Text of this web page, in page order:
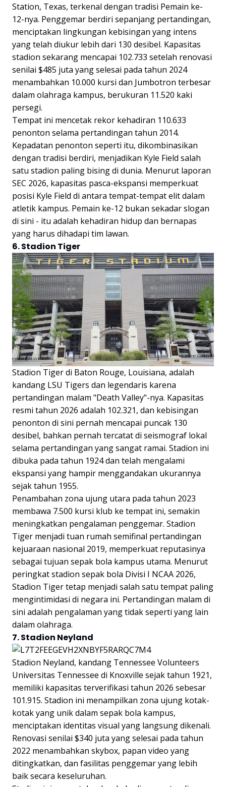
Station, Texas, terkenal dengan tradisi Pemain ke-
12-nya. Penggemar berdiri sepanjang pertandingan,
menciptakan lingkungan kebisingan yang intens
yang telah diukur lebih dari 130 desibel. Kapasitas
stadion sekarang mencapai 102.733 setelah renovasi
senilai $485 juta yang selesai pada tahun 2024
menambahkan 10.000 kursi dan Jumbotron terbesar
dalam olahraga kampus, berukuran 11.520 kaki
persegi.
Tempat ini mencetak rekor kehadiran 110.633
penonton selama pertandingan tahun 2014.
Kepadatan penonton seperti itu, dikombinasikan
dengan tradisi berdiri, menjadikan Kyle Field salah
satu stadion paling bising di dunia. Menurut laporan
SEC 2026, kapasitas pasca-ekspansi memperkuat
posisi Kyle Field di antara tempat-tempat elit dalam
atletik kampus. Pemain ke-12 bukan sekadar slogan
di sini - itu adalah kehadiran hidup dan bernapas
yang harus dihadapi tim lawan.
6. Stadion Tiger
Stadion Tiger di Baton Rouge, Louisiana, adalah
kandang LSU Tigers dan legendaris karena
pertandingan malam "Death Valley"-nya. Kapasitas
resmi tahun 2026 adalah 102.321, dan kebisingan
penonton di sini pernah mencapai puncak 130
desibel, bahkan pernah tercatat di seismograf lokal
selama pertandingan yang sangat ramai. Stadion ini
dibuka pada tahun 1924 dan telah mengalami
ekspansi yang hampir menggandakan ukurannya
sejak tahun 1955.
Penambahan zona ujung utara pada tahun 2023
membawa 7.500 kursi klub ke tempat ini, semakin
meningkatkan pengalaman penggemar. Stadion
Tiger menjadi tuan rumah semifinal pertandingan
kejuaraan nasional 2019, memperkuat reputasinya
sebagai tujuan sepak bola kampus utama. Menurut
peringkat stadion sepak bola Divisi I NCAA 2026,
Stadion Tiger tetap menjadi salah satu tempat paling
mengintimidasi di negara ini. Pertandingan malam di
sini adalah pengalaman yang tidak seperti yang lain
dalam olahraga.
7. Stadion Neyland
Stadion Neyland, kandang Tennessee Volunteers
Universitas Tennessee di Knoxville sejak tahun 1921,
memiliki kapasitas terverifikasi tahun 2026 sebesar
101.915. Stadion ini menampilkan zona ujung kotak-
kotak yang unik dalam sepak bola kampus,
menciptakan identitas visual yang langsung dikenali.
Renovasi senilai $340 juta yang selesai pada tahun
2022 menambahkan skybox, papan video yang
ditingkatkan, dan fasilitas penggemar yang lebih
baik secara keseluruhan.